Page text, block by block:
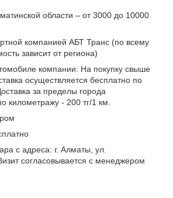
области – от 3000 до 10000
компанией АБТ Транс (по всему
зависит от региона)
компании: На покупку свыше
осуществляется бесплатно по
за пределы города
километражу - 200 тг/1 км.
с адреса: г. Алматы, ул.
согласовывается с менеджером